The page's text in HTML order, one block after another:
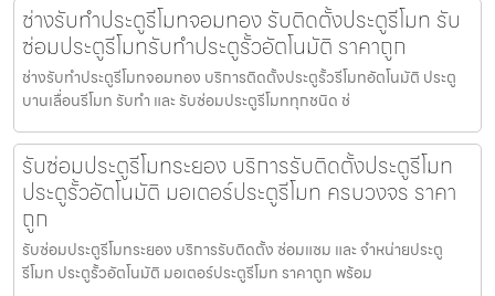
ช่างรับทำประตูรีโมทจอมทอง รับติดตั้งประตูรีโมท รับ
ซ่อมประตูรีโมทรับทำประตูรั้วอัตโนมัติ ราคาถูก
ช่างรับทำประตูรีโมทจอมทอง บริการติดตั้งประตูรั้วรีโมทอัตโนมัติ ประตู
บานเลื่อนรีโมท รับทำ และ รับซ่อมประตูรีโมททุกชนิด ช่
รับซ่อมประตูรีโมทระยอง บริการรับติดตั้งประตูรีโมท
ประตูรั้วอัตโนมัติ มอเตอร์ประตูรีโมท ครบวงจร ราคา
ถูก
รับซ่อมประตูรีโมทระยอง บริการรับติดตั้ง ซ่อมแซม และ จำหน่ายประตู
รีโมท ประตูรั้วอัตโนมัติ มอเตอร์ประตูรีโมท ราคาถูก พร้อม